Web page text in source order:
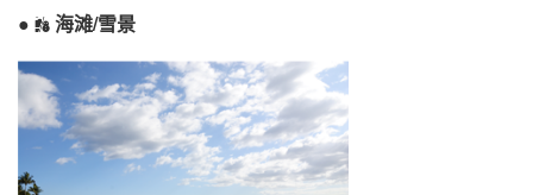
t 海滩/雪景